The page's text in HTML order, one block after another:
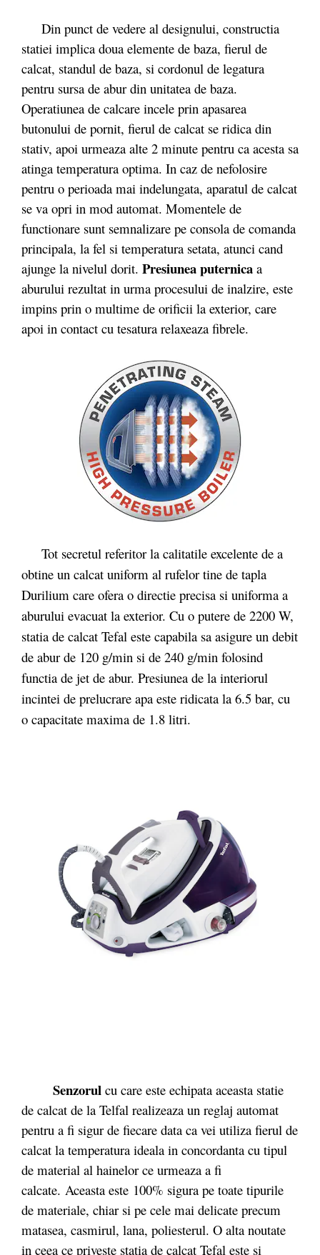
Din punct de vedere al designului, constructia
statiei implica doua elemente de baza, fierul de
calcat, standul de baza, si cordonul de legatura
pentru sursa de abur din unitatea de baza.
Operatiunea de calcare incele prin apasarea
butonului de pornit, fierul de calcat se ridica din
stativ, apoi urmeaza alte 2 minute pentru ca acesta sa
atinga temperatura optima. In caz de nefolosire
pentru o perioada mai indelungata, aparatul de calcat
se va opri in mod automat. Momentele de
functionare sunt semnalizare pe consola de comanda
principala, la fel si temperatura setata, atunci cand
ajunge la nivelul dorit. Presiunea puternica a
aburului rezultat in urma procesului de inalzire, este
impins prin o multime de orificii la exterior, care
apoi in contact cu tesatura relaxeaza fibrele.
Tot secretul referitor la calitatile excelente de a
obtine un calcat uniform al rufelor tine de tapla
Durilium care ofera o directie precisa si uniforma a
aburului evacuat la exterior. Cu o putere de 2200 W,
statia de calcat Tefal este capabila sa asigure un debit
de abur de 120 g/min si de 240 g/min folosind
functia de jet de abur. Presiunea de la interiorul
incintei de prelucrare apa este ridicata la 6.5 bar, cu
o capacitate maxima de 1.8 litri.
Senzorul cu care este echipata aceasta statie
de calcat de la Telfal realizeaza un reglaj automat
pentru a fi sigur de fiecare data ca vei utiliza fierul de
calcat la temperatura ideala in concordanta cu tipul
de material al hainelor ce urmeaza a fi
calcate. Aceasta este 100% sigura pe toate tipurile
de materiale, chiar si pe cele mai delicate precum
matasea, casmirul, lana, poliesterul. O alta noutate
in ceea ce priveste statia de calcat Tefal este si